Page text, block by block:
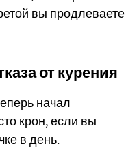
вы продлеваете
от курения
начал
крон, если вы
в день.